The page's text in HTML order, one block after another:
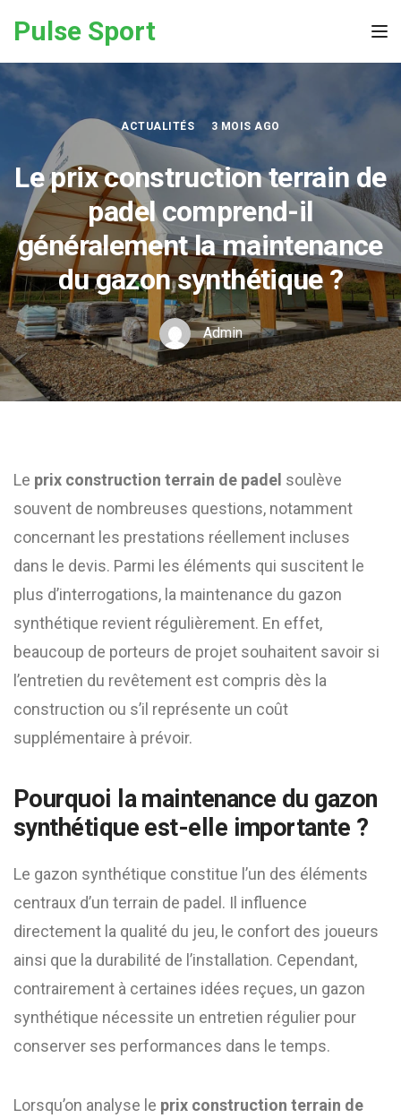
Pulse Sport
ACTUALITÉS 3 MOIS AGO
Le prix construction terrain de
padel comprend-il
généralement la maintenance
du gazon synthétique ?
Admin
Le prix construction terrain de padel soulève
souvent de nombreuses questions, notamment
concernant les prestations réellement incluses
dans le devis. Parmi les éléments qui suscitent le
plus d’interrogations, la maintenance du gazon
synthétique revient régulièrement. En effet,
beaucoup de porteurs de projet souhaitent savoir si
l’entretien du revêtement est compris dès la
construction ou s’il représente un coût
supplémentaire à prévoir.
Pourquoi la maintenance du gazon
synthétique est-elle importante ?
Le gazon synthétique constitue l’un des éléments
centraux d’un terrain de padel. Il influence
directement la qualité du jeu, le confort des joueurs
ainsi que la durabilité de l’installation. Cependant,
contrairement à certaines idées reçues, un gazon
synthétique nécessite un entretien régulier pour
conserver ses performances dans le temps.
Lorsqu’on analyse le prix construction terrain de